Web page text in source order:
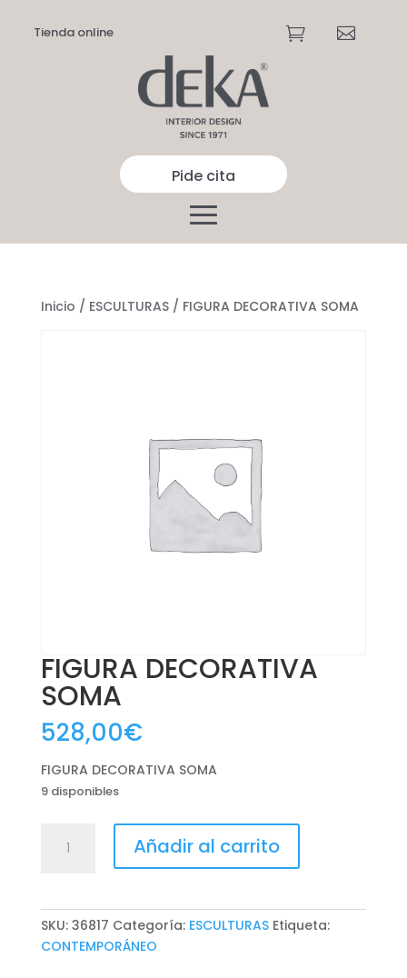
Tienda online  
Pide cita
Inicio / ESCULTURAS/ FIGURA DECORATIVA SOMA
FIGURA DECORATIVA
SOMA
528,00€
FIGURA DECORATIVA SOMA
9 disponibles
DECORATIVA
Añadir al carrito
SKU: 36817 Categoría: ESCULTURAS Etiqueta:
CONTEMPORÁNEO